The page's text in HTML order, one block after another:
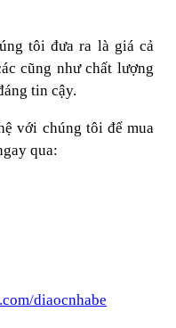
tôi đưa ra là giá cả
cũng như chất lượng
tin cậy.
với chúng tôi để mua
qua:
diaocnhabe